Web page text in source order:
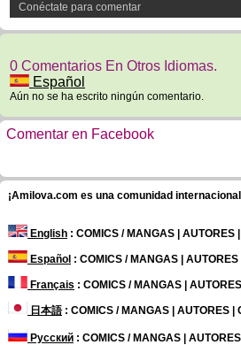
Conéctate para comentar
0 Comentarios En Otros Idiomas.
Español
Aún no se ha escrito ningún comentario.
Comentar en Facebook
¡Amilova.com es una comunidad
English : COMICS / MANGAS | AUTORES
Español : COMICS / MANGAS |
Français : COMICS / MANGAS |
日本語: COMICS / MANGAS | AUTORES |
Русский : COMICS / MANGAS |